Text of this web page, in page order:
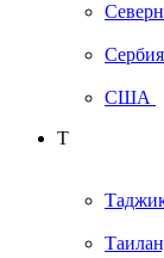
Сербия
США
Т